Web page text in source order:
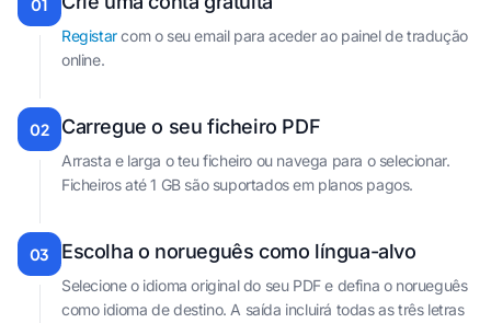
01
Registarcom o seu email para aceder ao painel de tradução
online.
02 Carregue o seu ficheiro PDF
Arrasta e larga o teu ficheiro ou navega para o selecionar.
Ficheiros até 1 GB são suportados em planos pagos.
03 Escolha o norueguês como língua-alvo
Selecione o idioma original do seu PDF e defina o norueguês
como idioma de destino. A saída incluirá todas as três letras